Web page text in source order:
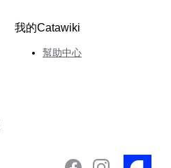
我的Catawiki
幫助中心